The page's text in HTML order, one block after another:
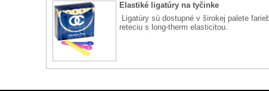
Elastiké ligatúry na tyčinke
Ligatúry sú dostupné v širokej palete
reteciu s long-therm elasticitou.